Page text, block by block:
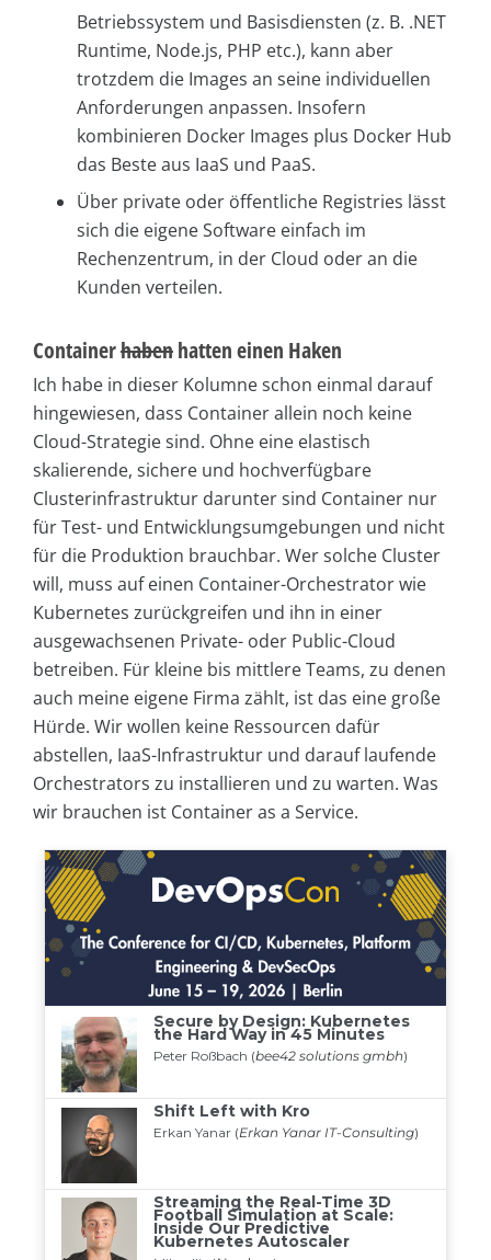
Betriebssystem und Basisdiensten (z. B. .NET
Runtime, Node.js, PHP etc.), kann aber
trotzdem die Images an seine individuellen
Anforderungen anpassen. Insofern
kombinieren Docker Images plus Docker Hub
das Beste aus IaaS und PaaS.
Über private oder öffentliche Registries lässt
sich die eigene Software einfach im
Rechenzentrum, in der Cloud oder an die
Kunden verteilen.
Containerhabenhatten einen Haken
Ich habe in dieser Kolumne schon einmal darauf
hingewiesen, dass Container allein noch keine
Cloud-Strategie sind. Ohne eine elastisch
skalierende, sichere und hochverfügbare
Clusterinfrastruktur darunter sind Container nur
für Test- und Entwicklungsumgebungen und nicht
für die Produktion brauchbar. Wer solche Cluster
will, muss auf einen Container-Orchestrator wie
Kubernetes zurückgreifen und ihn in einer
ausgewachsenen Private- oder Public-Cloud
betreiben. Für kleine bis mittlere Teams, zu denen
auch meine eigene Firma zählt, ist das eine große
Hürde. Wir wollen keine Ressourcen dafür
abstellen, IaaS-Infrastruktur und darauf laufende
Orchestrators zu installieren und zu warten. Was
wir brauchen ist Container as a Service.